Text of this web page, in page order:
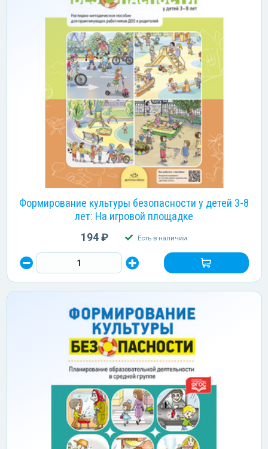
Формирование культуры безопасности у детей 3-8
лет: На игровой площадке
194 ₽ Есть в наличии